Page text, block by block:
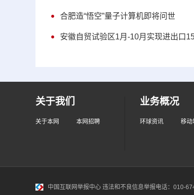
合肥造“悟空”量子计算机即将问世
安徽自贸试验区1月-10月实现进出口
关于我们
关于本网 本网招聘
业务概况
环球资讯 移动
中国互联网举报中心 违法和不良信息举报电话：010-